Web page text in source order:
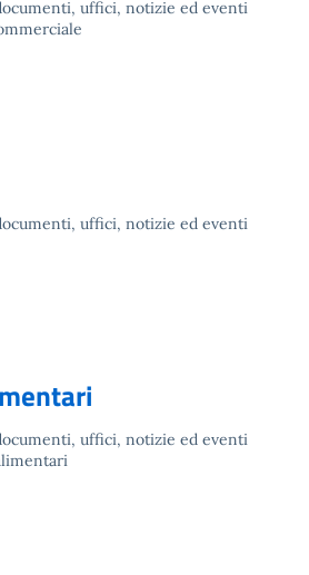
uffici, notizie ed eventi
uffici, notizie ed eventi
uffici, notizie ed eventi